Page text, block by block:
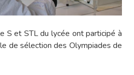
S et STL du lycée ont participé à
de sélection des Olympiades de